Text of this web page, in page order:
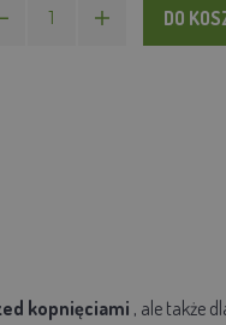
DO
kopnięciami , ale także